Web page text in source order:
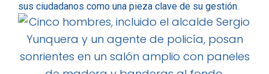
sus ciudadanos como una pieza clave de su gestión.